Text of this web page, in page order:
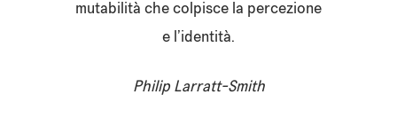
mutabilità che colpisce la percezione
e l’identità.
Philip Larratt-Smith